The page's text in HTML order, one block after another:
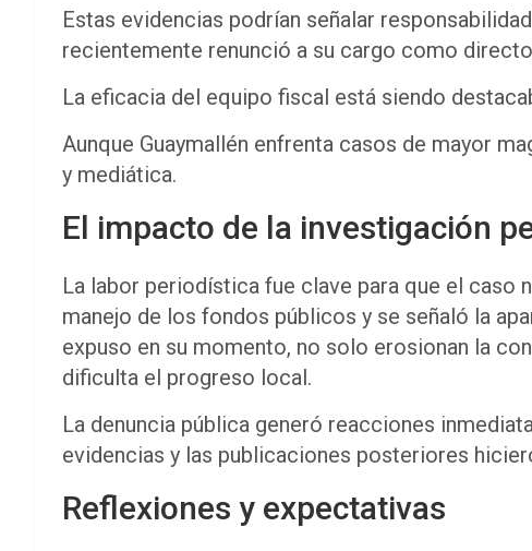
Estas evidencias podrían señalar
recientemente renunció a su cargo como
La eficacia del equipo fiscal está siendo
Aunque Guaymallén enfrenta casos de mayor
y mediática.
El impacto de la investigación
La labor periodística fue clave para que el caso
manejo de los fondos públicos y se señaló la
expuso en su momento, no solo erosionan la
dificulta el progreso local.
La denuncia pública generó reacciones
evidencias y las publicaciones posteriores
Reflexiones y expectativas